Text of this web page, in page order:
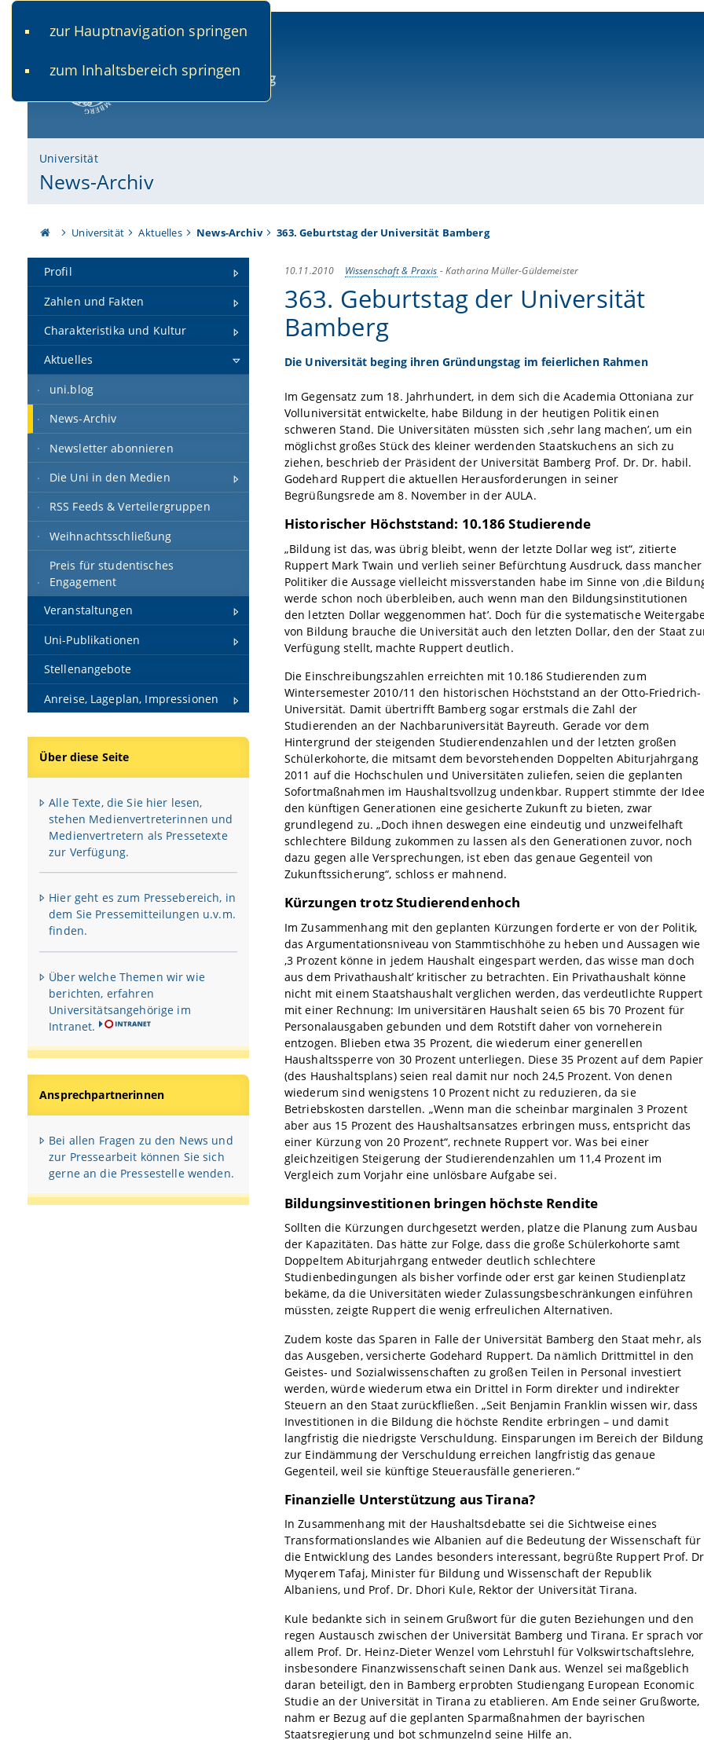
zur Hauptnavigation springen
zum Inhaltsbereich springen
Universität
News-Archiv
Universität Aktuelles News-Archiv 363. Geburtstag der Universität Bamberg
Profil
Zahlen und Fakten
Charakteristika und Kultur
Aktuelles
uni.blog
News-Archiv
Newsletter abonnieren
Die Uni in den Medien
RSS Feeds & Verteilergruppen
Weihnachtsschließung
Preis für studentisches
Engagement
Veranstaltungen
Uni-Publikationen
Stellenangebote
Anreise, Lageplan, Impressionen
Über diese Seite
Alle Texte, die Sie hier lesen,
stehen Medienvertreterinnen und
Medienvertretern als Pressetexte
zur Verfügung.
Hier geht es zum Pressebereich, in
dem Sie Pressemitteilungen u.v.m.
finden.
Über welche Themen wir wie
berichten, erfahren
Universitätsangehörige im
Intranet.
Ansprechpartnerinnen
Bei allen Fragen zu den News und
zur Pressearbeit können Sie sich
gerne an die Pressestelle wenden.
10.11.2010 Wissenschaft & Praxis -Katharina Müller-Güldemeister
363. Geburtstag der Universität
Bamberg
Die Universität beging ihren Gründungstag im feierlichen Rahmen
Im Gegensatz zum 18. Jahrhundert, in dem sich die Academia Ottoniana zur
Volluniversität entwickelte, habe Bildung in der heutigen Politik einen
schweren Stand. Die Universitäten müssten sich ‚sehr lang machen’, um ein
möglichst großes Stück des kleiner werdenden Staatskuchens an sich zu
ziehen, beschrieb der Präsident der Universität Bamberg Prof. Dr. Dr. habil.
Godehard Ruppert die aktuellen Herausforderungen in seiner
Begrüßungsrede am 8. November in der AULA.
Historischer Höchststand: 10.186 Studierende
„Bildung ist das, was übrig bleibt, wenn der letzte Dollar weg ist“, zitierte
Ruppert Mark Twain und verlieh seiner Befürchtung Ausdruck, dass mancher
Politiker die Aussage vielleicht missverstanden habe im Sinne von ‚die
werde schon noch überbleiben, auch wenn man den Bildungsinstitutionen
den letzten Dollar weggenommen hat’. Doch für die systematische
von Bildung brauche die Universität auch den letzten Dollar, den der Staat
Verfügung stellt, machte Ruppert deutlich.
Die Einschreibungszahlen erreichten mit 10.186 Studierenden zum
Wintersemester 2010/11 den historischen Höchststand an der Otto-Friedrich-
Universität. Damit übertrifft Bamberg sogar erstmals die Zahl der
Studierenden an der Nachbaruniversität Bayreuth. Gerade vor dem
Hintergrund der steigenden Studierendenzahlen und der letzten großen
Schülerkohorte, die mitsamt dem bevorstehenden Doppelten Abiturjahrgang
2011 auf die Hochschulen und Universitäten zuliefen, seien die geplanten
Sofortmaßnahmen im Haushaltsvollzug undenkbar. Ruppert stimmte der
den künftigen Generationen eine gesicherte Zukunft zu bieten, zwar
grundlegend zu. „Doch ihnen deswegen eine eindeutig und unzweifelhaft
schlechtere Bildung zukommen zu lassen als den Generationen zuvor, noch
dazu gegen alle Versprechungen, ist eben das genaue Gegenteil von
Zukunftssicherung“, schloss er mahnend.
Kürzungen trotz Studierendenhoch
Im Zusammenhang mit den geplanten Kürzungen forderte er von der Politik,
das Argumentationsniveau von Stammtischhöhe zu heben und Aussagen wie
‚3 Prozent könne in jedem Haushalt eingespart werden, das wisse man doch
aus dem Privathaushalt’ kritischer zu betrachten. Ein Privathaushalt könne
nicht mit einem Staatshaushalt verglichen werden, das verdeutlichte Ruppert
mit einer Rechnung: Im universitären Haushalt seien 65 bis 70 Prozent für
Personalausgaben gebunden und dem Rotstift daher von vorneherein
entzogen. Blieben etwa 35 Prozent, die wiederum einer generellen
Haushaltssperre von 30 Prozent unterliegen. Diese 35 Prozent auf dem Papier
(des Haushaltsplans) seien real damit nur noch 24,5 Prozent. Von denen
wiederum sind wenigstens 10 Prozent nicht zu reduzieren, da sie
Betriebskosten darstellen. „Wenn man die scheinbar marginalen 3 Prozent
aber aus 15 Prozent des Haushaltsansatzes erbringen muss, entspricht das
einer Kürzung von 20 Prozent“, rechnete Ruppert vor. Was bei einer
gleichzeitigen Steigerung der Studierendenzahlen um 11,4 Prozent im
Vergleich zum Vorjahr eine unlösbare Aufgabe sei.
Bildungsinvestitionen bringen höchste Rendite
Sollten die Kürzungen durchgesetzt werden, platze die Planung zum Ausbau
der Kapazitäten. Das hätte zur Folge, dass die große Schülerkohorte samt
Doppeltem Abiturjahrgang entweder deutlich schlechtere
Studienbedingungen als bisher vorfinde oder erst gar keinen Studienplatz
bekäme, da die Universitäten wieder Zulassungsbeschränkungen einführen
müssten, zeigte Ruppert die wenig erfreulichen Alternativen.
Zudem koste das Sparen in Falle der Universität Bamberg den Staat mehr, als
das Ausgeben, versicherte Godehard Ruppert. Da nämlich Drittmittel in den
Geistes- und Sozialwissenschaften zu großen Teilen in Personal investiert
werden, würde wiederum etwa ein Drittel in Form direkter und indirekter
Steuern an den Staat zurückfließen. „Seit Benjamin Franklin wissen wir, dass
Investitionen in die Bildung die höchste Rendite erbringen – und damit
langfristig die niedrigste Verschuldung. Einsparungen im Bereich der Bildung
zur Eindämmung der Verschuldung erreichen langfristig das genaue
Gegenteil, weil sie künftige Steuerausfälle generieren.“
Finanzielle Unterstützung aus Tirana?
In Zusammenhang mit der Haushaltsdebatte sei die Sichtweise eines
Transformationslandes wie Albanien auf die Bedeutung der Wissenschaft für
die Entwicklung des Landes besonders interessant, begrüßte Ruppert Prof.
Myqerem Tafaj, Minister für Bildung und Wissenschaft der Republik
Albaniens, und Prof. Dr. Dhori Kule, Rektor der Universität Tirana.
Kule bedankte sich in seinem Grußwort für die guten Beziehungen und den
regen Austausch zwischen der Universität Bamberg und Tirana. Er sprach vor
allem Prof. Dr. Heinz-Dieter Wenzel vom Lehrstuhl für Volkswirtschaftslehre,
insbesondere Finanzwissenschaft seinen Dank aus. Wenzel sei maßgeblich
daran beteiligt, den in Bamberg erprobten Studiengang European Economic
Studie an der Universität in Tirana zu etablieren. Am Ende seiner Grußworte,
nahm er Bezug auf die geplanten Sparmaßnahmen der bayrischen
Staatsregierung und bot schmunzelnd seine Hilfe an.